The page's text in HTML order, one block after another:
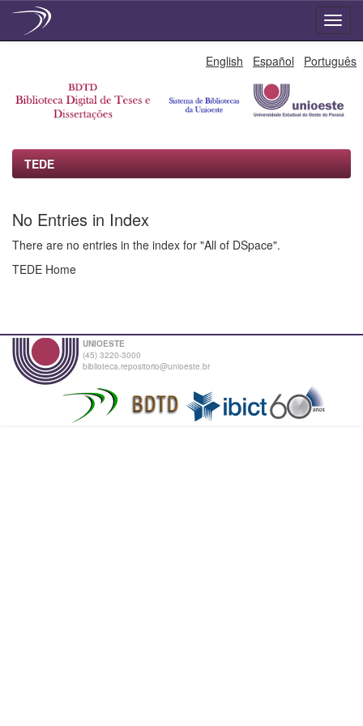
English Español Português
TEDE
No Entries in Index
There are no entries in the index for "All of DSpace".
TEDE Home
UNIOESTE
(45) 3220-3000
biblioteca.repositorio@unioeste.br